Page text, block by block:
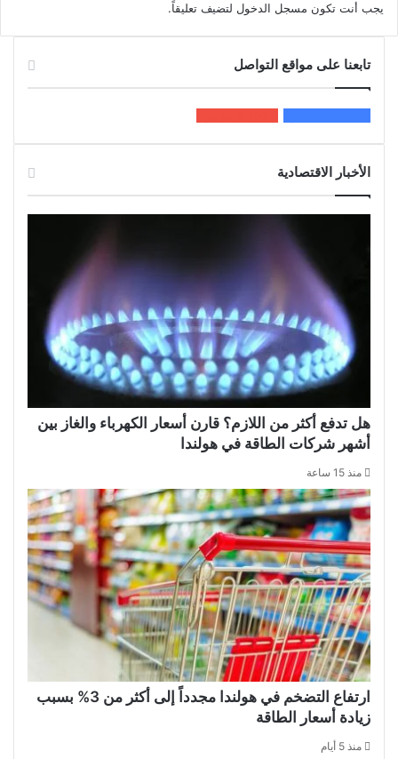
يجب أنت تكون مسجل الدخول لتضيف تعليقاً.
تابعنا على مواقع التواصل
الأخبار الاقتصادية
هل تدفع أكثر من اللازم؟ قارن أسعار الكهرباء والغاز بين
أشهر شركات الطاقة في هولندا
منذ 15 ساعة
ارتفاع التضخم في هولندا مجدداً إلى أكثر من 3% بسبب
زيادة أسعار الطاقة
منذ 5 أيام